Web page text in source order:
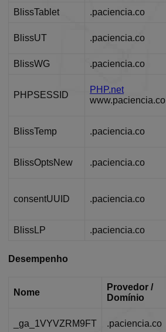
BlissTablet .paciencia.co
BlissUT .paciencia.co
BlissWG .paciencia.co
PHPSESSID
PHP.net
www.paciencia.co
BlissTemp .paciencia.co
BlissOptsNew .paciencia.co
consentUUID .paciencia.co
BlissLP .paciencia.co
Desempenho
Nome
Provedor /
Domínio
_ga_1VYVZRM9FT .paciencia.co